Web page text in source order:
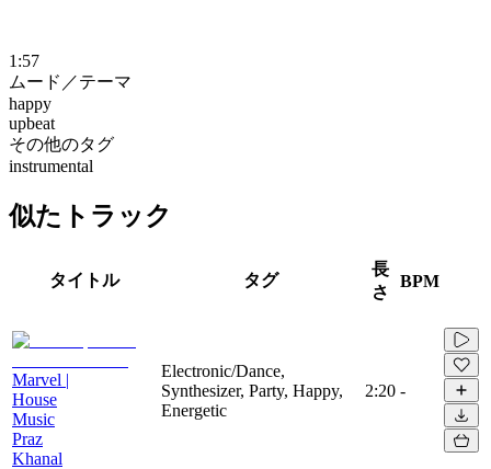
1:57
ムード／テーマ
happy
upbeat
その他のタグ
instrumental
似たトラック
タイトル タグ
長
さ
BPM
Marvel |
House
Music
Praz
Khanal
Electronic/Dance,
Synthesizer, Party, Happy,
Energetic
2:20 -